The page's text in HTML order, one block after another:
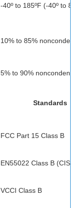
-40º to 185ºF (-40º to
10% to 85%
5% to 90%
Standards
FCC Part 15 Class B
EN55022 Class B
VCCI Class B